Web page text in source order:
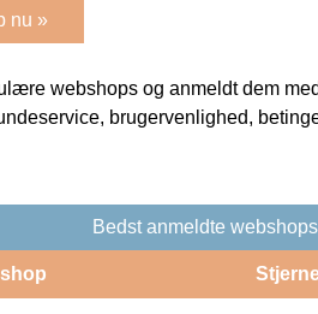
nu »
webshops og anmeldt dem
brugervenlighed,
Bedst anmeldte webshops